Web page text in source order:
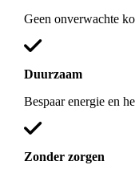
Geen onverwachte
Duurzaam
Bespaar energie en
Zonder zorgen